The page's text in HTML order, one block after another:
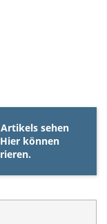
sehen
können
.